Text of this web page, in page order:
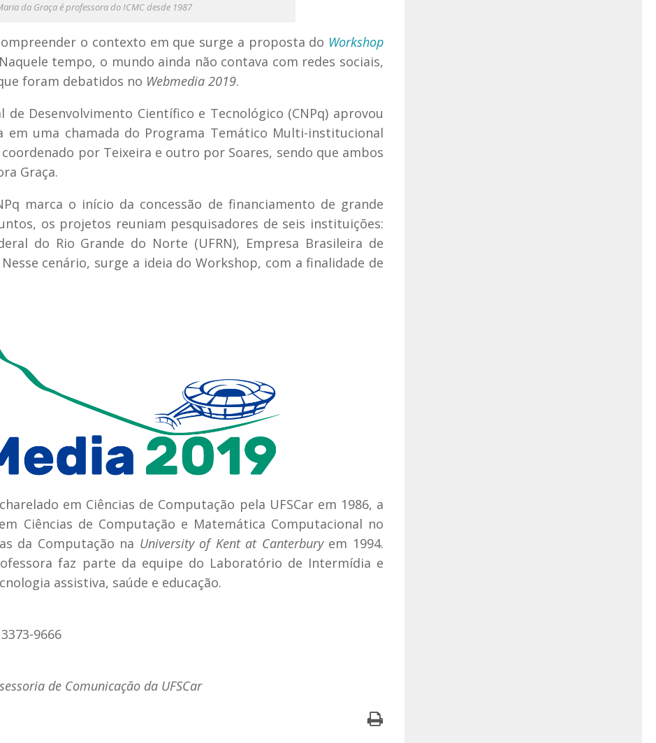
da Graça é professora do ICMC desde 1987
o contexto em que surge a proposta do Workshop
Naquele tempo, o mundo ainda não contava com redes sociais,
foram debatidos no Webmedia 2019.
de Desenvolvimento Científico e Tecnológico (CNPq) aprovou
uma chamada do Programa Temático Multi-institucional
por Teixeira e outro por Soares, sendo que ambos
Graça.
marca o início da concessão de financiamento de grande
os projetos reuniam pesquisadores de seis instituições:
do Rio Grande do Norte (UFRN), Empresa Brasileira de
cenário, surge a ideia do Workshop, com a finalidade de
em Ciências de Computação pela UFSCar em 1986, a
Ciências de Computação e Matemática Computacional no
da Computação na University of Kent at Canterburyem 1994.
faz parte da equipe do Laboratório de Intermídia e
assistiva, saúde e educação.
9666
de Comunicação da UFSCar